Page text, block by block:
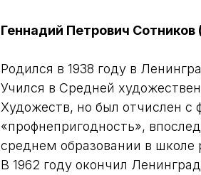
Геннадий Петрович Сотников
Родился в 1938 году в
Учился в Средней
Художеств, но был отчислен с
«профнепригодность»,
среднем образовании в
В 1962 году окончил